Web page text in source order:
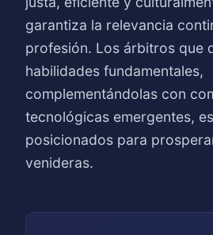
garantiza la relevancia
profesión. Los árbitros que
habilidades fundamentales,
complementándolas con
tecnológicas emergentes,
posicionados para
venideras.